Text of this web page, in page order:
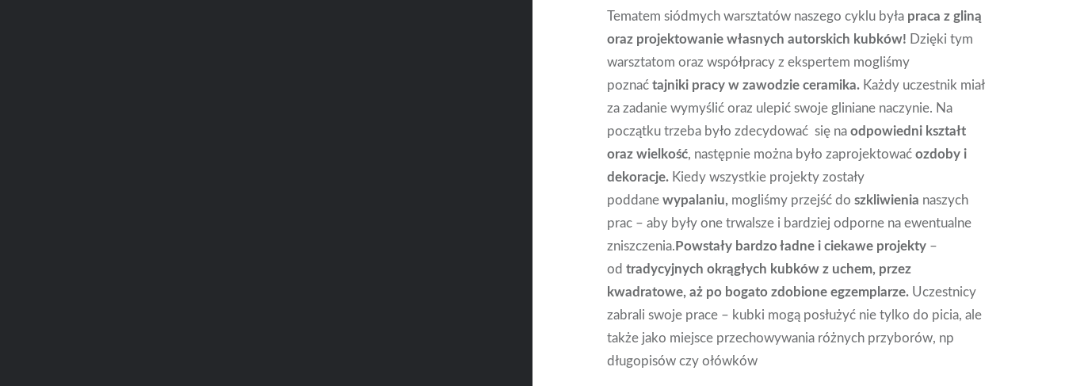
Tematem siódmych warsztatów naszego cyklu była praca z gliną
oraz projektowanie własnych autorskich kubków! Dzięki tym
warsztatom oraz współpracy z ekspertem mogliśmy
poznaćtajniki pracy w zawodzie ceramika. Każdy uczestnik miał
za zadanie wymyślić oraz ulepić swoje gliniane naczynie. Na
początku trzeba było zdecydować się naodpowiedni kształt
oraz wielkość, następnie można było zaprojektowaćozdoby i
dekoracje. Kiedy wszystkie projekty zostały
poddanewypalaniu, mogliśmy przejść doszkliwienia naszych
prac – aby były one trwalsze i bardziej odporne na ewentualne
zniszczenia. Powstały bardzo ładne i ciekawe projekty –
odtradycyjnych okrągłych kubków z uchem, przez
kwadratowe, aż po bogato zdobione egzemplarze. Uczestnicy
zabrali swoje prace – kubki mogą posłużyć nie tylko do picia, ale
także jako miejsce przechowywania różnych przyborów, np
długopisów czy ołówków